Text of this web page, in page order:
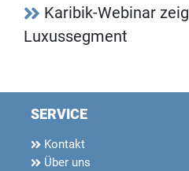
Karibik-Webinar
Luxussegment
SERVICE
Kontakt
Über uns